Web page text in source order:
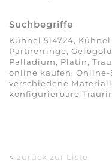
Suchbegriffe
Kühnel 514724,
Partnerringe,
Palladium, Platin,
online kaufen, Online-
verschiedene
konfigurierbare
< zurück zur Liste